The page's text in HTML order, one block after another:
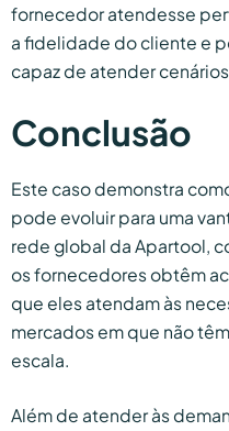
fornecedor atendesse
a fidelidade do cliente e
capaz de atender
Conclusão
Este caso demonstra
pode evoluir para uma
rede global da Apartool,
os fornecedores obtêm
que eles atendam às
mercados em que não
escala.
Além de atender às